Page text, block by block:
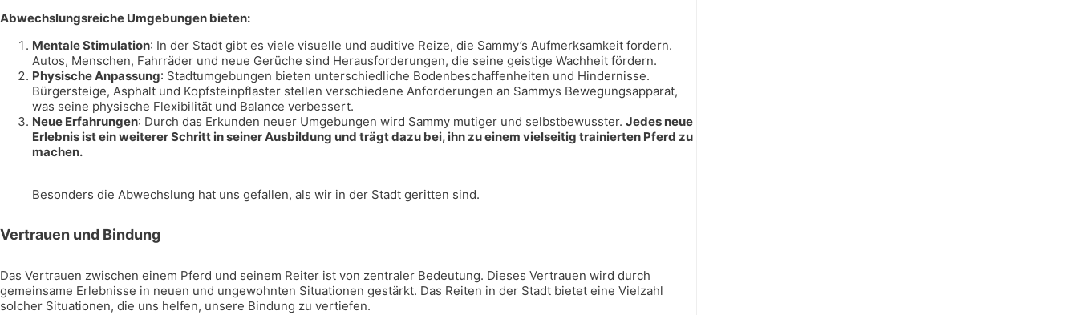
Abwechslungsreiche Umgebungen bieten:
Mentale Stimulation: In der Stadt gibt es viele visuelle und auditive Reize, die Sammy’s Aufmerksamkeit fordern.
Autos, Menschen, Fahrräder und neue Gerüche sind Herausforderungen, die seine geistige Wachheit fördern.
Physische Anpassung: Stadtumgebungen bieten unterschiedliche Bodenbeschaffenheiten und Hindernisse.
Bürgersteige, Asphalt und Kopfsteinpflaster stellen verschiedene Anforderungen an Sammys Bewegungsapparat,
was seine physische Flexibilität und Balance verbessert.
Neue Erfahrungen: Durch das Erkunden neuer Umgebungen wird Sammy mutiger und selbstbewusster. Jedes neue
Erlebnis ist ein weiterer Schritt in seiner Ausbildung und trägt dazu bei, ihn zu einem vielseitig trainierten Pferd zu
machen.
Besonders die Abwechslung hat uns gefallen, als wir in der Stadt geritten sind.
Vertrauen und Bindung
Das Vertrauen zwischen einem Pferd und seinem Reiter ist von zentraler Bedeutung. Dieses Vertrauen wird durch
gemeinsame Erlebnisse in neuen und ungewohnten Situationen gestärkt. Das Reiten in der Stadt bietet eine Vielzahl
solcher Situationen, die uns helfen, unsere Bindung zu vertiefen.